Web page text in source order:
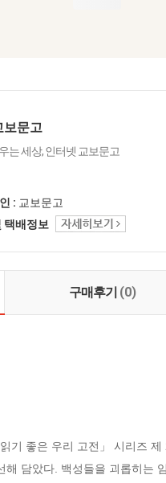
보문고
는 세상, 인터넷 교보문고
: 교보문고
택배정보
구매후기 (0)
기 좋은 우리 고전」 시리즈
해 담았다. 백성들을 괴롭히는